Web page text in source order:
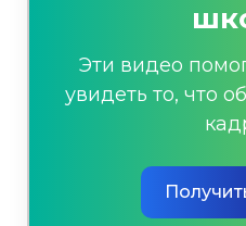
Эти видео
увидеть то, что